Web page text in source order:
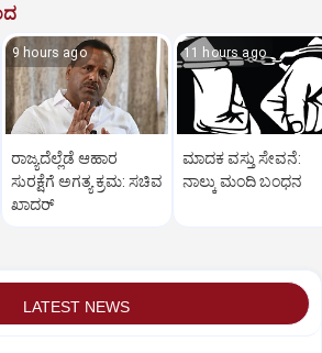
9 hours ago
ರಾಜ್ಯದೆಲ್ಲೆಡೆ ಆಹಾರ
ಸುರಕ್ಷೆಗೆ ಅಗತ್ಯ ಕ್ರಮ: ಸಚಿವ
ಖಾದರ್
11 hours ago
ಮಾದಕ ವಸ್ತು ಸೇವನೆ:
ನಾಲ್ಕು ಮಂದಿ ಬಂಧನ
LATEST NEWS